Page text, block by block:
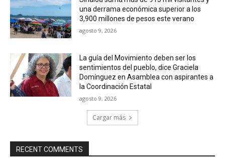
una derrama económica superior a los
3,900 millones de pesos este verano
agosto 9, 2026
La guía del Movimiento deben ser los
sentimientos del pueblo, dice Graciela
Domínguez en Asamblea con aspirantes a
la Coordinación Estatal
agosto 9, 2026
Cargar más
RECENT COMMENTS